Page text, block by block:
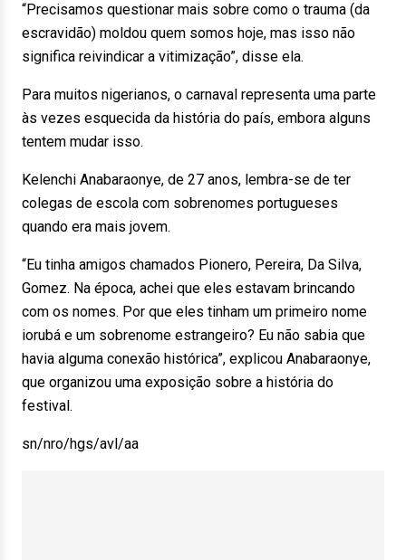
“Precisamos questionar mais sobre como o trauma (da
escravidão) moldou quem somos hoje, mas isso não
significa reivindicar a vitimização”, disse ela.
Para muitos nigerianos, o carnaval representa uma parte
às vezes esquecida da história do país, embora alguns
tentem mudar isso.
Kelenchi Anabaraonye, de 27 anos, lembra-se de ter
colegas de escola com sobrenomes portugueses
quando era mais jovem.
“Eu tinha amigos chamados Pionero, Pereira, Da Silva,
Gomez. Na época, achei que eles estavam brincando
com os nomes. Por que eles tinham um primeiro nome
iorubá e um sobrenome estrangeiro? Eu não sabia que
havia alguma conexão histórica”, explicou Anabaraonye,
que organizou uma exposição sobre a história do
festival.
sn/nro/hgs/avl/aa